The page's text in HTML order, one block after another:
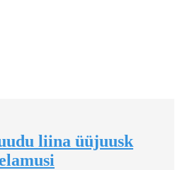
liina üüjuusk